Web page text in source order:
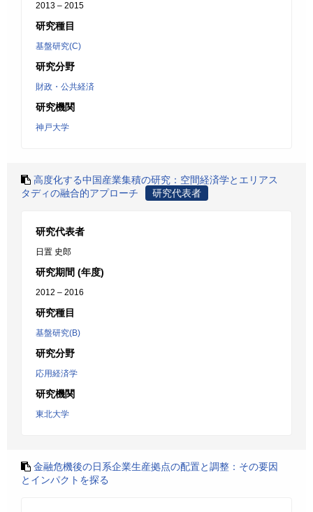
2013 – 2015
研究種目
基盤研究(C)
研究分野
財政・公共経済
研究機関
神戸大学
高度化する中国産業集積の研究：空間経済学とエリアス
タディの融合的アプローチ
研究代表者
研究代表者
日置 史郎
研究期間 (年度)
2012 – 2016
研究種目
基盤研究(B)
研究分野
応用経済学
研究機関
東北大学
金融危機後の日系企業生産拠点の配置と調整：その要因
とインパクトを探る